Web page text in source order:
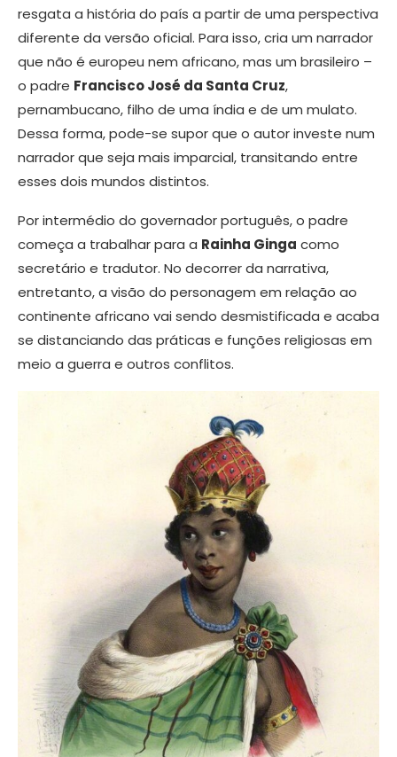
resgata a história do país a partir de uma perspectiva
diferente da versão oficial. Para isso, cria um narrador
que não é europeu nem africano, mas um brasileiro –
o padre Francisco José da Santa Cruz,
pernambucano, filho de uma índia e de um mulato.
Dessa forma, pode-se supor que o autor investe num
narrador que seja mais imparcial, transitando entre
esses dois mundos distintos.
Por intermédio do governador português, o padre
começa a trabalhar para a Rainha Ginga como
secretário e tradutor. No decorrer da narrativa,
entretanto, a visão do personagem em relação ao
continente africano vai sendo desmistificada e acaba
se distanciando das práticas e funções religiosas em
meio a guerra e outros conflitos.